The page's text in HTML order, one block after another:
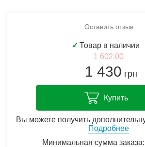
Оставить отзыв
✓ Товар в наличии
1 602.00
1 430 грн
Купить
Вы можете получить
Подробнее
Минимальная сумма заказа: